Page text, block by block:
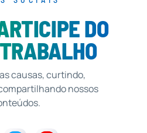
DO
causas, curtindo,
nossos